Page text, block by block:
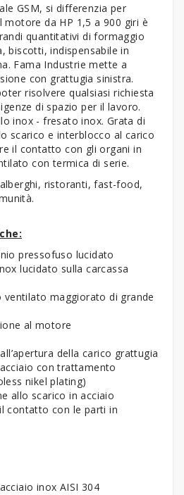
GSM, si differenzia per
da HP 1,5 a 900 giri è
quantitativi di formaggio
biscotti, indispensabile in
Fama Industrie mette a
con grattugia sinistra.
risolvere qualsiasi richiesta
di spazio per il lavoro.
inox - fresato inox. Grata di
scarico e interblocco al carico
il contatto con gli organi in
con termica di serie.
ristoranti, fast-food,
pressofuso lucidato
lucidato sulla carcassa
maggiorato di grande
al motore
della carico grattugia
con trattamento
nikel plating)
allo scarico in acciaio
contatto con le parti in
inox AISI 304